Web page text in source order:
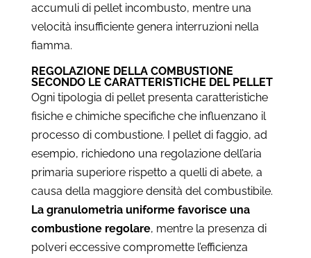
accumuli di pellet incombusto, mentre una
velocità insufficiente genera interruzioni nella
fiamma.
REGOLAZIONE DELLA COMBUSTIONE
SECONDO LE CARATTERISTICHE DEL PELLET
Ogni tipologia di pellet presenta caratteristiche
fisiche e chimiche specifiche che influenzano il
processo di combustione. I pellet di faggio, ad
esempio, richiedono una regolazione dell’aria
primaria superiore rispetto a quelli di abete, a
causa della maggiore densità del combustibile.
La granulometria uniforme favorisce una
combustione regolare, mentre la presenza di
polveri eccessive compromette l’efficienza